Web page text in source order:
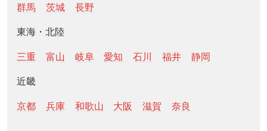
群馬
茨城 長野
東海・北陸
三重 富山 岐阜 愛知 石川 福井 静岡
近畿
京都 兵庫 和歌山 大阪 滋賀 奈良